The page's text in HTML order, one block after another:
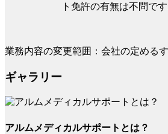
ト免許の有無は不問です
業務内容の変更範囲：会社の定める
ギャラリー
アルムメディカルサポートとは？